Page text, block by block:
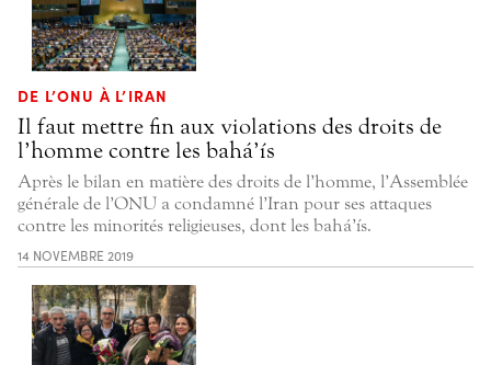
DE L’ONU À L’IRAN
Il faut mettre fin aux violations des droits de
l’homme contre les bahá’ís
Après le bilan en matière des droits de l’homme, l’Assemblée
générale de l’ONU a condamné l’Iran pour ses attaques
contre les minorités religieuses, dont les bahá’ís.
14 NOVEMBRE 2019